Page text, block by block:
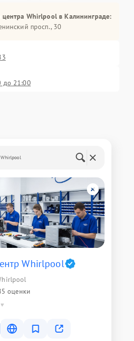
центра Whirlpool в Калининграде:
просп., 30
до 21:00
Whirlpool
оценки